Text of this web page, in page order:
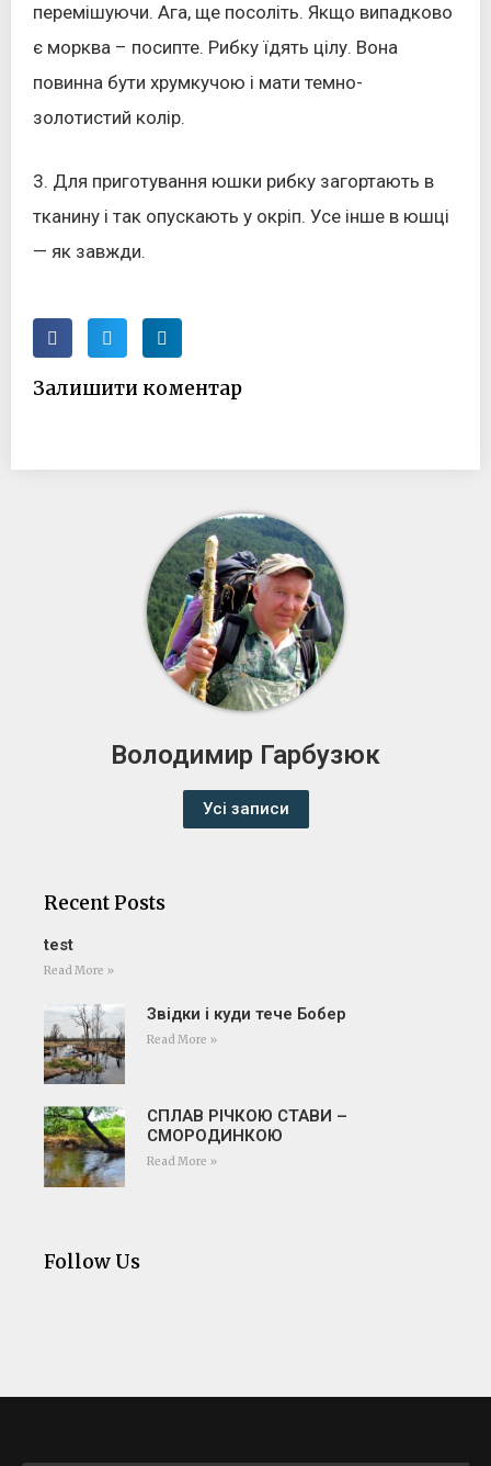
перемішуючи. Ага, ще посоліть. Якщо випадково
є морква – посипте. Рибку їдять цілу. Вона
повинна бути хрумкучою і мати темно-
золотистий колір.
3. Для приготування юшки рибку загортають в
тканину і так опускають у окріп. Усе інше в юшці
— як завжди.
Залишити коментар
Володимир Гарбузюк
Усі записи
Recent Posts
test
Read More »
Звідки і куди тече Бобер
Read More »
СПЛАВ РІЧКОЮ СТАВИ –
СМОРОДИНКОЮ
Read More »
Follow Us